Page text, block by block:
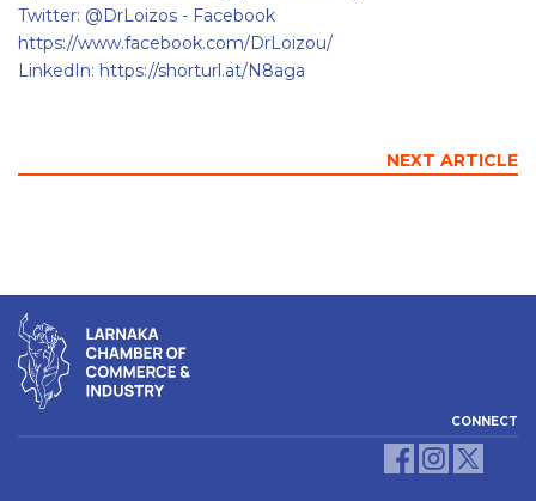
Twitter: @DrLoizos - Facebook
https://www.facebook.com/DrLoizou/
LinkedIn: https://shorturl.at/N8aga
NEXT ARTICLE
CONNECT